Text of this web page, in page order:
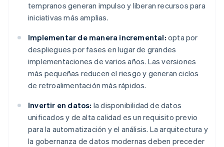
tempranos generan impulso y liberan recursos para
iniciativas más amplias.
Implementar de manera incremental: opta por
despliegues por fases en lugar de grandes
implementaciones de varios años. Las versiones
más pequeñas reducen el riesgo y generan ciclos
de retroalimentación más rápidos.
Invertir en datos: la disponibilidad de datos
unificados y de alta calidad es un requisito previo
para la automatización y el análisis. La arquitectura y
la gobernanza de datos modernas deben preceder